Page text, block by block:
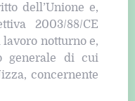
dell’Unione e,
2003/88/CE
notturno e,
generale di cui
concernente